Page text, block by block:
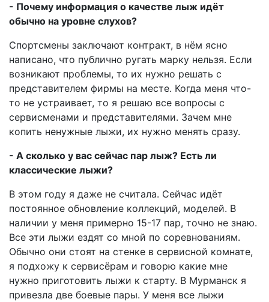
- Почему информация о качестве лыж идёт
обычно на уровне слухов?
Спортсмены заключают контракт, в нём ясно
написано, что публично ругать марку нельзя. Если
возникают проблемы, то их нужно решать с
представителем фирмы на месте. Когда меня что-
то не устраивает, то я решаю все вопросы с
сервисменами и представителями. Зачем мне
копить ненужные лыжи, их нужно менять сразу.
- А сколько у вас сейчас пар лыж? Есть ли
классические лыжи?
В этом году я даже не считала. Сейчас идёт
постоянное обновление коллекций, моделей. В
наличии у меня примерно 15-17 пар, точно не знаю.
Все эти лыжи ездят со мной по соревнованиям.
Обычно они стоят на стенке в сервисной комнате,
я подхожу к сервисёрам и говорю какие мне
нужно приготовить лыжи к старту. В Мурманск я
привезла две боевые пары. У меня все лыжи